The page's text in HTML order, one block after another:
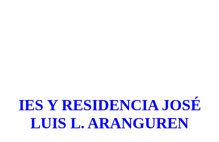
IES Y RESIDENCIA JOSÉ
LUIS L. ARANGUREN